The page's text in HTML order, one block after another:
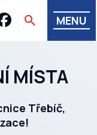
MENU
MÍSTA
Třebíč,